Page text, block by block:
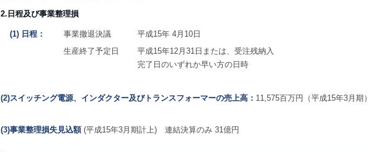
2.日程及び事業整理損
(1) 日程： 事業撤退決議
平成15年 4月10日
生産終了予定日
平成15年12月31日または、受注残納入
完了日のいずれか早い方の日時
(2)スイッチング電源、インダクター及びトランスフォーマーの売上高： 11,575百万円（平成15年3月期）
(3)事業整理損失見込額(平成15年3月期計上) 連結決算のみ 31億円